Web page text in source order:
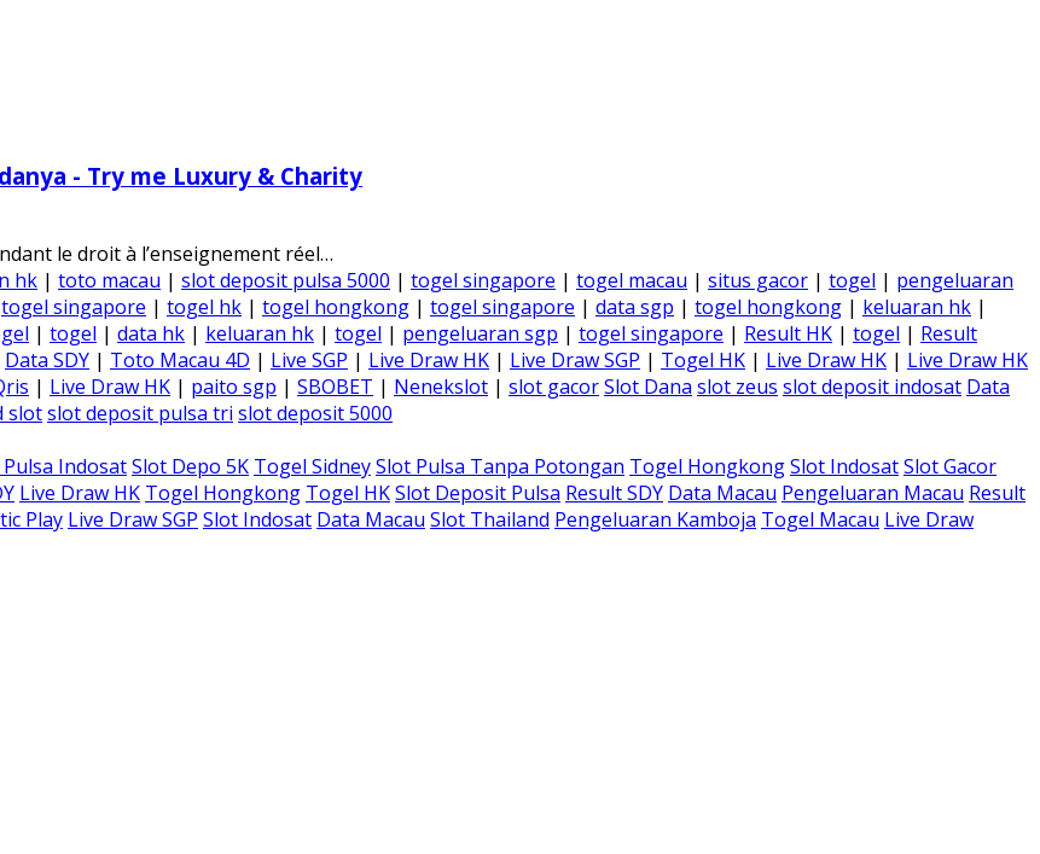
- Try me Luxury & Charity
le droit à l’enseignement réel…
hk | toto macau | slot deposit pulsa 5000 | togel singapore | togel macau | situs gacor | togel | pengeluaran
togel singapore | togel hk | togel hongkong | togel singapore | data sgp | togel hongkong | keluaran hk |
| togel | data hk | keluaran hk | togel | pengeluaran sgp | togel singapore | Result HK | togel | Result
Data SDY | Toto Macau 4D | Live SGP | Live Draw HK | Live Draw SGP | Togel HK | Live Draw HK | Live Draw HK
| Live Draw HK | paito sgp | SBOBET | Nenekslot | slot gacorSlot Dana slot zeus slot deposit indosat Data
slotslot deposit pulsa tri slot deposit 5000
IndosatSlot Depo 5K Togel SidneySlot Pulsa Tanpa Potongan Togel HongkongSlot IndosatSlot Gacor
Live Draw HK Togel Hongkong Togel HKSlot Deposit Pulsa Result SDY Data Macau Pengeluaran Macau Result
Play Live Draw SGP Slot Indosat Data Macau Slot Thailand Pengeluaran Kamboja Togel Macau Live Draw